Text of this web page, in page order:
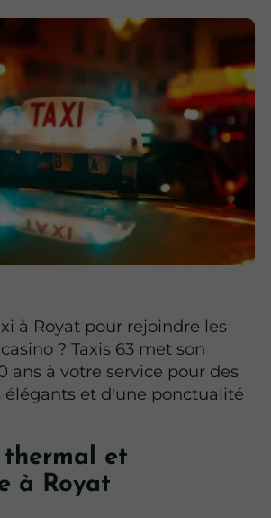
à Royat pour rejoindre les
? Taxis 63 met son
ans à votre service pour des
et d'une ponctualité
thermal et
à Royat